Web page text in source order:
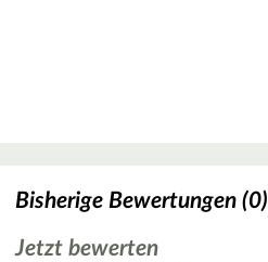
Bisherige Bewertungen (0)
Jetzt bewerten